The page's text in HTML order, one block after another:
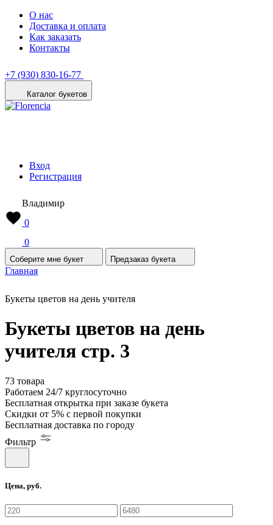
О нас
Доставка и оплата
Как заказать
Контакты
+7 (930) 830-16-77
Каталог букетов
Вход
Регистрация
Владимир
0
0
Соберите мне букет Предзаказ букета
Главная
Букеты цветов на день учителя
Букеты цветов на день
учителя стр. 3
73 товара
Работаем 24/7 круглосуточно
Бесплатная открытка при заказе букета
Скидки от 5% с первой покупки
Бесплатная доставка по городу
Фильтр
Цена, руб.